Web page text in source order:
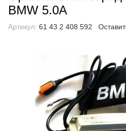
BMW 5.0A
Артикул: 61 43 2 408 592